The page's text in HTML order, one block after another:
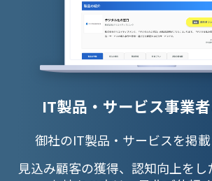
IT製品・サービス事業
御社のIT製品・サービスを掲
見込み顧客の獲得、認知向上をし